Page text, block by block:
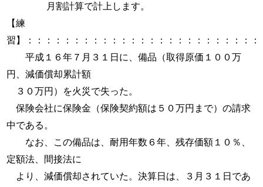
月割計算で計上します。
【練
習】：：：：：：：：：：：：：：：：：：：：：：：：
平成１６年７月３１日に、備品（取得原価１００万
円、減価償却累計額
３０万円）を火災で失った。
保険会社に保険金（保険契約額は５０万円まで）の請求
中である。
なお、この備品は、耐用年数６年、残存価額１０％、
定額法、間接法に
より、減価償却されていた。決算日は、３月３１日であ